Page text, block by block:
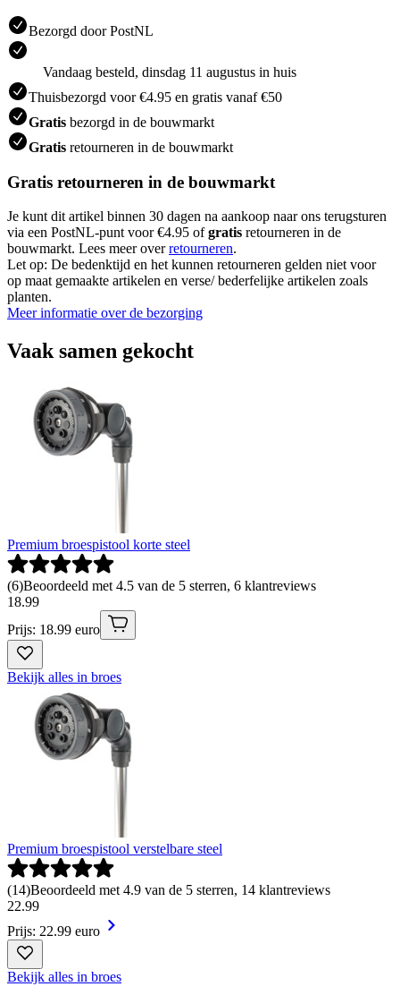
Bezorgd door PostNL
Vandaag besteld, dinsdag 11 augustus in huis
Thuisbezorgd voor €4.95 en gratis vanaf €50
Gratis bezorgd in de bouwmarkt
Gratis retourneren in de bouwmarkt
Gratis retourneren in de bouwmarkt
Je kunt dit artikel binnen 30 dagen na aankoop naar ons terugsturen
via een PostNL-punt voor €4.95 ofgratis retourneren in de
bouwmarkt. Lees meer overretourneren.
Let op: De bedenktijd en het kunnen retourneren gelden niet voor
op maat gemaakte artikelen en verse/ bederfelijke artikelen zoals
planten.
Meer informatie over de bezorging
Vaak samen gekocht
Premium broespistool korte steel
(6)Beoordeeld met 4.5 van de 5 sterren, 6 klantreviews
18.99
Prijs: 18.99 euro
Bekijk alles in broes
Premium broespistool verstelbare steel
(14)Beoordeeld met 4.9 van de 5 sterren, 14 klantreviews
22.99
Prijs: 22.99 euro
Bekijk alles in broes